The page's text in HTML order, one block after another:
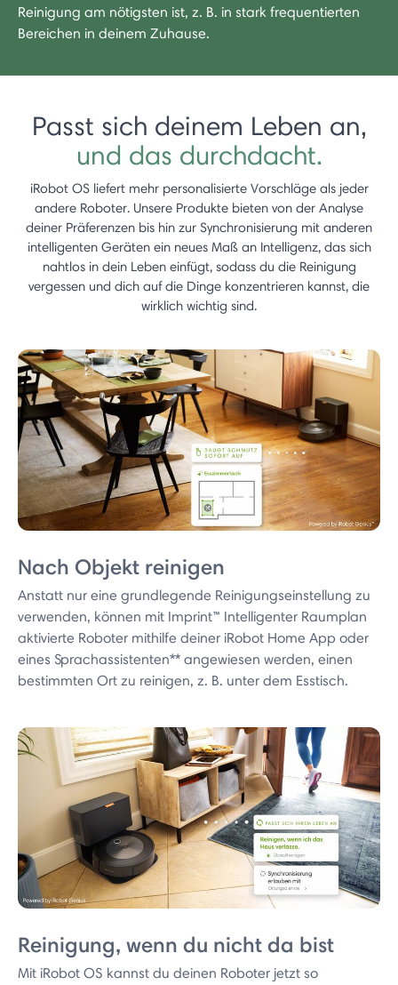
Reinigung am nötigsten ist, z. B. in stark frequentierten
Bereichen in deinem Zuhause.
Passt sich deinem Leben an,
und das durchdacht.
iRobot OS liefert mehr personalisierte Vorschläge als jeder
andere Roboter. Unsere Produkte bieten von der Analyse
deiner Präferenzen bis hin zur Synchronisierung mit anderen
intelligenten Geräten ein neues Maß an Intelligenz, das sich
nahtlos in dein Leben einfügt, sodass du die Reinigung
vergessen und dich auf die Dinge konzentrieren kannst, die
wirklich wichtig sind.
Nach Objekt reinigen
Anstatt nur eine grundlegende Reinigungseinstellung zu
verwenden, können mit Imprint™ Intelligenter Raumplan
aktivierte Roboter mithilfe deiner iRobot Home App oder
eines Sprachassistenten** angewiesen werden, einen
bestimmten Ort zu reinigen, z. B. unter dem Esstisch.
Reinigung, wenn du nicht da bist
Mit iRobot OS kannst du deinen Roboter jetzt so